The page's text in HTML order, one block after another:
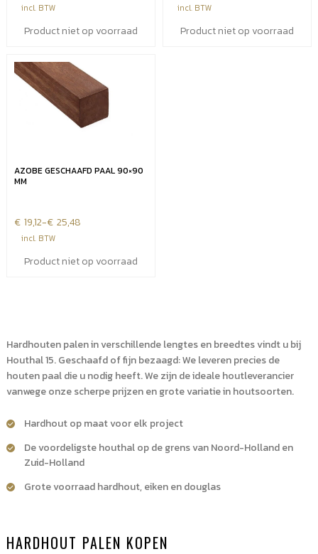
incl. BTW
Product niet op voorraad
incl. BTW
Product niet op voorraad
AZOBE GESCHAAFD PAAL 90×90
MM
€ 19,12-€ 25,48
Prijsklasse:
€19,12
€25,48
incl. BTW
Product niet op voorraad
Hardhouten palen in verschillende lengtes en breedtes vindt u bij
Houthal 15. Geschaafd of fijn bezaagd: We leveren precies de
houten paal die u nodig heeft. We zijn de ideale houtleverancier
vanwege onze scherpe prijzen en grote variatie in houtsoorten.
Hardhout op maat voor elk project
De voordeligste houthal op de grens van Noord-Holland en
Zuid-Holland
Grote voorraad hardhout, eiken en douglas
HARDHOUT PALEN KOPEN